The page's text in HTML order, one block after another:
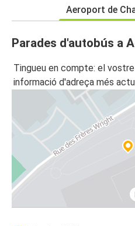
Aeroport de
Parades d'autobús a
Tingueu en compte: el
informació d'adreça més